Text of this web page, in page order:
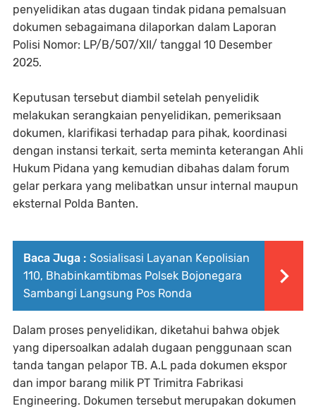
penyelidikan atas dugaan tindak pidana pemalsuan
dokumen sebagaimana dilaporkan dalam Laporan
Polisi Nomor: LP/B/507/XII/ tanggal 10 Desember
2025.
Keputusan tersebut diambil setelah penyelidik
melakukan serangkaian penyelidikan, pemeriksaan
dokumen, klarifikasi terhadap para pihak, koordinasi
dengan instansi terkait, serta meminta keterangan Ahli
Hukum Pidana yang kemudian dibahas dalam forum
gelar perkara yang melibatkan unsur internal maupun
eksternal Polda Banten.
Baca Juga : Sosialisasi Layanan Kepolisian
110, Bhabinkamtibmas Polsek Bojonegara
Sambangi Langsung Pos Ronda
Dalam proses penyelidikan, diketahui bahwa objek
yang dipersoalkan adalah dugaan penggunaan scan
tanda tangan pelapor TB. A.L pada dokumen ekspor
dan impor barang milik PT Trimitra Fabrikasi
Engineering. Dokumen tersebut merupakan dokumen